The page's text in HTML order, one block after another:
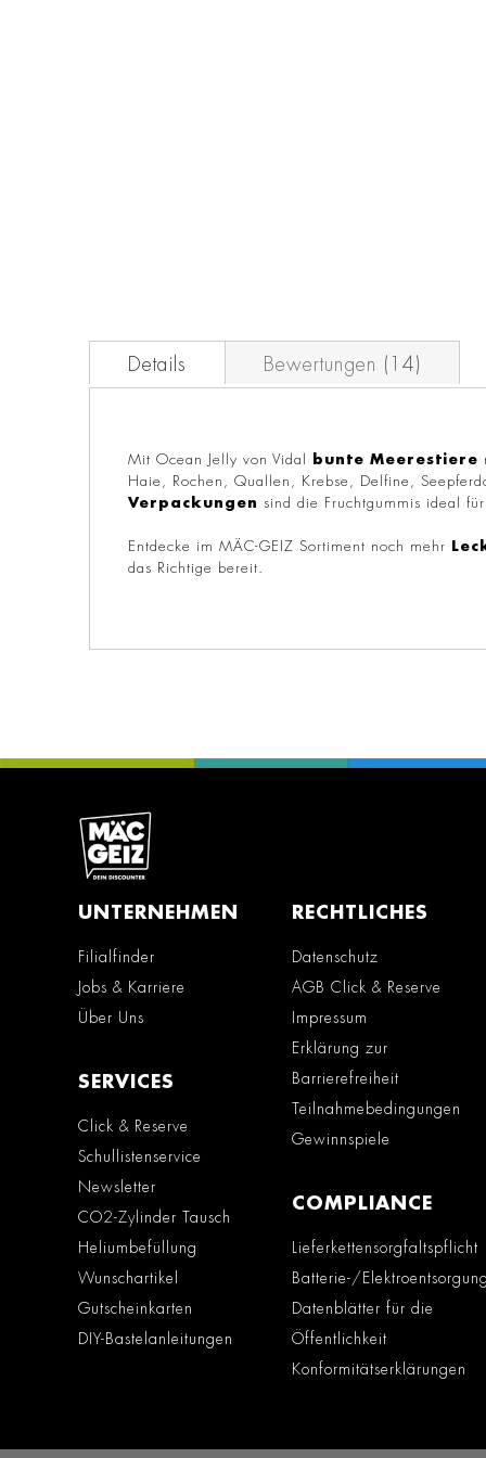
Details
Mit Ocean Jelly von Vidal bunte Meerestiere
Haie, Rochen, Quallen, Krebse, Delfine,
Verpackungen sind die Fruchtgummis ideal für
Entdecke im MÄC-GEIZ Sortiment noch mehr
das Richtige bereit.
Bewertungen 14
UNTERNEHMEN
Filialfinder
Jobs & Karriere
Über Uns
SERVICES
Click & Reserve
Schullistenservice
Newsletter
CO2-Zylinder Tausch
Heliumbefüllung
Wunschartikel
Gutscheinkarten
DIY-Bastelanleitungen
RECHTLICHES
Datenschutz
AGB Click & Reserve
Impressum
Erklärung zur
Barrierefreiheit
Teilnahmebedingungen
Gewinnspiele
COMPLIANCE
Lieferkettensorgfaltspflicht
Batterie-/Elektroentsorgung
Datenblätter für die
Öffentlichkeit
Konformitätserklärungen